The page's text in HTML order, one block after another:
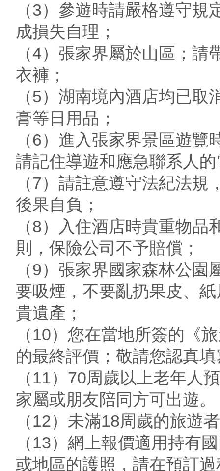
（3）參遊時請嚴格遵守
成損失自理；
（4）張家界屬於山區；
衣褲；
（5）湖南境內酒店均已
膏等日用品；
（6）進入張家界景區遊
請記住導遊和應急聯系人
（7）請註意遵守法紀法
後果自負；
（8）入住酒店時貴重物
則，保險公司不予賠償；
（9）張家界國家森林公
要吸煙，不要亂扔果皮、
貴遺產；
（10）您在當地所簽的《
的最終評價；敬請您認真
（11）70周歲以上老年人
家屬或朋友陪同方可出遊。
（12）未滿18周歲的旅遊
（13）網上報價適用持有
或地區的護照，請在預訂